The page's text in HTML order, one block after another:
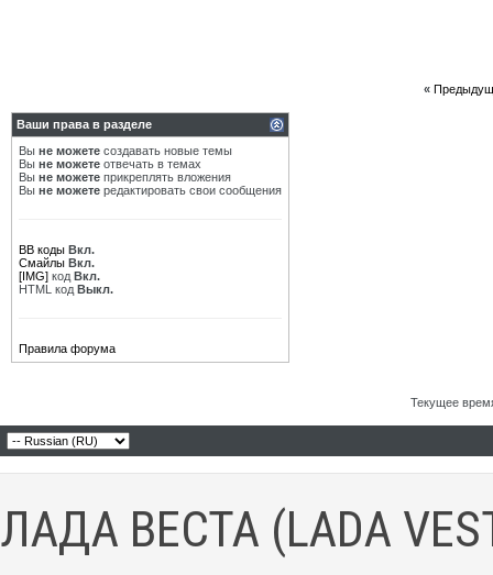
«
Ваши права в разделе
Вы не можете создавать новые темы
Вы не можете отвечать в темах
Вы не можете прикреплять вложения
Вы не можете редактировать свои сообщения
BB коды Вкл.
Смайлы Вкл.
[IMG] код Вкл.
HTML код Выкл.
Правила форума
Текущее
ЛАДА ВЕСТА (LADA